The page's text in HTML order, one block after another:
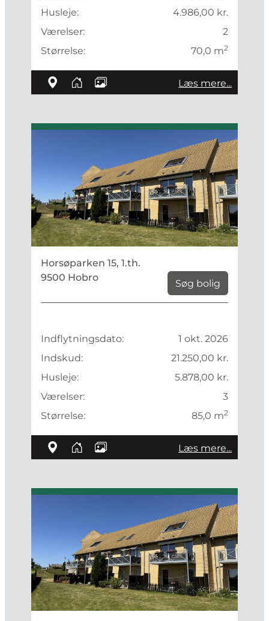
Husleje:
4.986,00 kr.
Værelser:
2
Størrelse:
70,0 m2
Læs mere...
Horsøparken 15, 1.th.
9500 Hobro
Søg bolig
Indflytningsdato:
1 okt. 2026
Indskud:
21.250,00 kr.
Husleje:
5.878,00 kr.
Værelser:
3
Størrelse:
85,0 m2
Læs mere...